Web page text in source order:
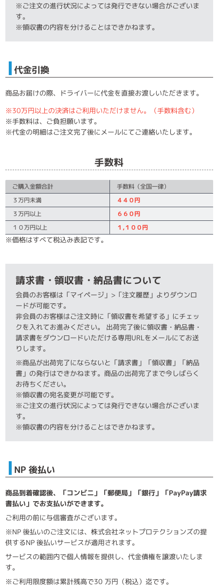
※ご注文の進行状況によっては発行できない場合がございま
す。
※領収書の内容を分けることはできかねます。
代金引換
商品お届けの際、ドライバーに代金を直接お渡しいただきます。
※30万円以上の決済はご利用いただけません。（手数料含む）
※手数料は、ご負担願います。
※代金の明細はご注文完了後にメールにてご連絡いたします。
手数料
ご購入金額合計
手数料（全国一律）
３万円未満
４４０円
３万円以上
６６０円
１０万円以上
１,１００円
※価格はすべて税込み表記です。
請求書・領収書・納品書について
会員のお客様は「マイページ」>「注文履歴」よりダウンロ
ードが可能です。
非会員のお客様はご注文時に「領収書を希望する」にチェッ
クを入れてお進みください。 出荷完了後に領収書・納品書・
請求書をダウンロードいただける専用URLをメールにてお送
りします。
※商品が出荷完了にならないと「請求書」「領収書」「納品
書」の発行はできかねます。商品の出荷完了まで今しばらく
お待ちください。
※領収書の宛名変更が可能です。
※ご注文の進行状況によっては発行できない場合がございま
す。
※領収書の内容を分けることはできかねます。
NP 後払い
商品到着確認後、「コンビニ」「郵便局」「銀行」「PayPay請求
書払い」でお支払いができます。
ご利用の前に与信審査がございます。
※NP 後払いのご注文には、株式会社ネットプロテクションズの提
供するNP 後払いサービスが適用されます。
サービスの範囲内で個人情報を提供し、代金債権を譲渡いたしま
す。
※ご利用限度額は累計残高で30 万円（税込）迄です。